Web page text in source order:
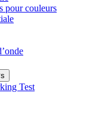
pour couleurs
Test